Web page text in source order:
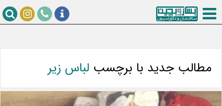
مطالب جدید با برچسب لباس زیر